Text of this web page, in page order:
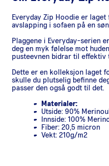
Everyday Zip Hoodie er
avslapping i sofaen på en
Plaggene i Everyday-serien
deg en myk følelse mot
pusteevnen bidrar til effektiv
Dette er en kolleksjon laget
skulle du plutselig befinne
passer den også godt til det.
Materialer:
Utside: 90%
Innside: 100%
Fiber: 20,5 micron
Vekt: 210g/m2